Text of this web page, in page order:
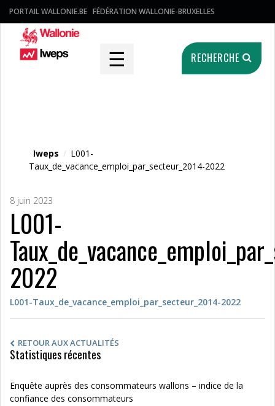
PORTAIL WALLONIE.BE FÉDÉRATION WALLONIE-BRUXELLES
☰ RECHERCHE
Iweps / L001-
Taux_de_vacance_emploi_par_secteur_2014-2022
8 juin 2023
L001-
2022
L001-Taux_de_vacance_emploi_par_secteur_2014-2022
RETOUR AUX ACTUALITÉS
Statistiques récentes
Enquête auprès des consommateurs wallons – indice de la
confiance des consommateurs